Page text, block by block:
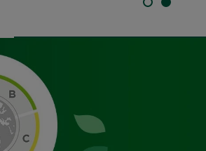
SLIDE 1SLIDE 2